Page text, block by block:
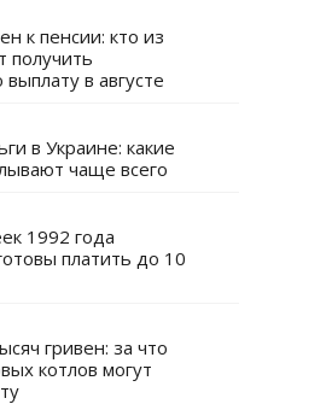
к пенсии: кто из
получить
в августе
в Украине: какие
чаще всего
1992 года
платить до 10
гривен: за что
котлов могут